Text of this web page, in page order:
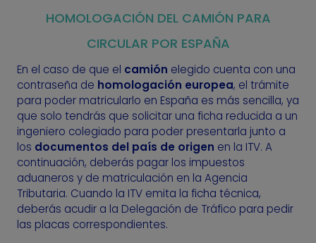
HOMOLOGACIÓN DEL CAMIÓN PARA
CIRCULAR POR ESPAÑA
En el caso de que el camión elegido cuenta con una
contraseña de homologación europea, el trámite
para poder matricularlo en España es más sencilla, ya
que solo tendrás que solicitar una ficha reducida a un
ingeniero colegiado para poder presentarla junto a
los documentos del país de origen en la ITV. A
continuación, deberás pagar los impuestos
aduaneros y de matriculación en la Agencia
Tributaria. Cuando la ITV emita la ficha técnica,
deberás acudir a la Delegación de Tráfico para pedir
las placas correspondientes.